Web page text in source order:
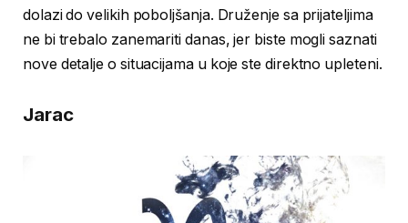
dolazi do velikih poboljšanja. Druženje sa prijateljima
ne bi trebalo zanemariti danas, jer biste mogli saznati
nove detalje o situacijama u koje ste direktno upleteni.
Jarac